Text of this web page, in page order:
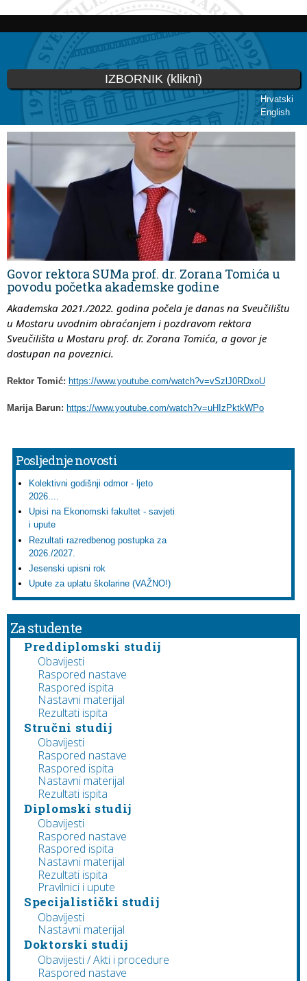
Skoči
glavni
sadržaj
Hrvatski
English
IZBORNIK (klikni)
Vi ste ovdje
Govor rektora SUMa prof. dr. Zorana Tomića u
povodu početka akademske godine
Akademska 2021./2022. godina počela je danas na Sveučilištu
u Mostaru uvodnim obraćanjem i pozdravom rektora
Sveučilišta u Mostaru prof. dr. Zorana Tomića, a govor je
dostupan na poveznici.
Rektor Tomić: https://www.youtube.com/watch?v=vSzlJ0RDxoU
Marija Barun: https://www.youtube.com/watch?v=uHIzPktkWPo
Posljednje novosti
Kolektivni godišnji odmor - ljeto
2026....
Upisi na Ekonomski fakultet - savjeti
i upute
Rezultati razredbenog postupka za
2026./2027.
Jesenski upisni rok
Upute za uplatu školarine (VAŽNO!)
Za studente
Preddiplomski studij
Obavijesti
Raspored nastave
Raspored ispita
Nastavni materijal
Rezultati ispita
Stručni studij
Obavijesti
Raspored nastave
Raspored ispita
Nastavni materijal
Rezultati ispita
Diplomski studij
Obavijesti
Raspored nastave
Raspored ispita
Nastavni materijal
Rezultati ispita
Pravilnici i upute
Specijalistički studij
Obavijesti
Nastavni materijal
Doktorski studij
Obavijesti / Akti i procedure
Raspored nastave